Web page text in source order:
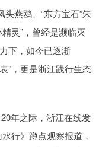
燕鸥、“东方宝石”朱
灵”，曾经是濒临灭
下，如今已逐渐
”，更是浙江践行生态
年之际，浙江在线发
行》蹲点观察报道，